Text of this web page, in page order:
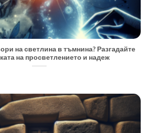
на светлина в тъмнина? Разгадайте
на просветлението и надеж